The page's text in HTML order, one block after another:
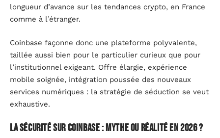
longueur d’avance sur les tendances crypto, en France
comme à l’étranger.
Coinbase façonne donc une plateforme polyvalente,
taillée aussi bien pour le particulier curieux que pour
l’institutionnel exigeant. Offre élargie, expérience
mobile soignée, intégration poussée des nouveaux
services numériques : la stratégie de séduction se veut
exhaustive.
La sécurité sur Coinbase : mythe ou réalité en 2026 ?